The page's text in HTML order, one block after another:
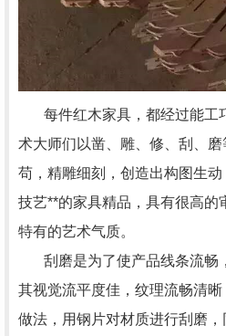
每件红木家具，都经过能工
术大师们以凿、雕、修、刮、
苟，精雕细刻，创造出构图生动
技艺**的家具精品，具有很高的
特有的艺术气质。
刮磨是为了使产品线条流畅
其视觉流平度佳，纹理流畅清
做法，用钢片对材质进行刮磨